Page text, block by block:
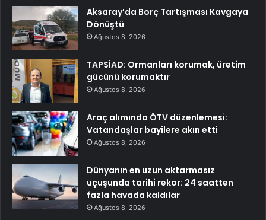
Aksaray’da Borç Tartışması Kavgaya
Dönüştü
Ağustos 8, 2026
TAPSİAD: Ormanları korumak, üretim
gücünü korumaktır
Ağustos 8, 2026
Araç alımında ÖTV düzenlemesi:
Vatandaşlar bayilere akın etti
Ağustos 8, 2026
Dünyanın en uzun aktarmasız
uçuşunda tarihi rekor: 24 saatten
fazla havada kaldılar
Ağustos 8, 2026